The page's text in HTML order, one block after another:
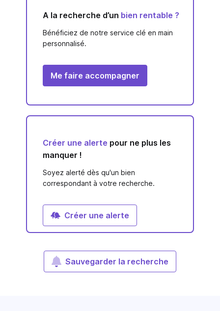
A la recherche d’un bien rentable ?
Bénéficiez de notre service clé en main
personnalisé.
Me faire accompagner
Créer une alerte pour ne plus les
manquer !
Soyez alerté dès qu'un bien
correspondant à votre recherche.
Créer une alerte
Sauvegarder la recherche